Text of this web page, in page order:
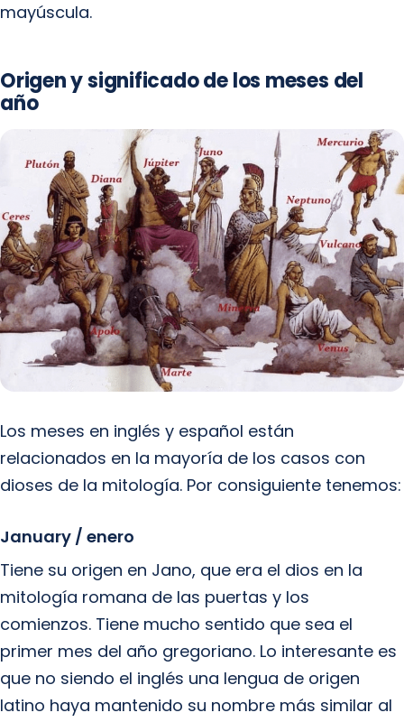
mayúscula.
Origen y significado de los meses del
año
Los meses en inglés y español están
relacionados en la mayoría de los casos con
dioses de la mitología. Por consiguiente tenemos:
January / enero
Tiene su origen en Jano, que era el dios en la
mitología romana de las puertas y los
comienzos. Tiene mucho sentido que sea el
primer mes del año gregoriano. Lo interesante es
que no siendo el inglés una lengua de origen
latino haya mantenido su nombre más similar al